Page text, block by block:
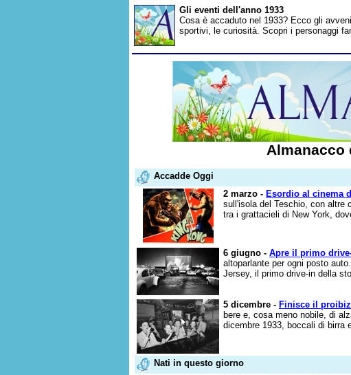
Gli eventi dell'anno 1933
Cosa è accaduto nel 1933? Ecco gli
sportivi, le curiosità. Scopri i personaggi
Almanacco
Accadde Oggi
2 marzo - Esordio al cinema
sull'isola del Teschio, con altre
tra i grattacieli di New York,
6 giugno - Apre il primo
altoparlante per ogni posto
Jersey, il primo drive-in della
5 dicembre - Finisce il
bere e, cosa meno nobile, di
dicembre 1933, boccali di birra
Nati in questo giorno